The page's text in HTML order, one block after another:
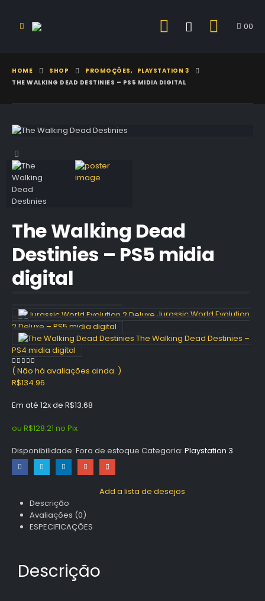
00
HOME SHOP PROMOÇÕES, PLAYSTATION 3
THE WALKING DEAD DESTINIES – PS5 MIDIA DIGITAL
The Walking Dead
Destinies – PS5 midia
digital
Jurassic World Evolution
2 Deluxe – PS5 midia digital
The Walking Dead Destinies –
PS4 midia digital
0 out of 5
( Não há avaliações ainda. )
R$134.96
Em até 12x de R$13.68
ou R$128.21 no Pix
Disponibilidade: Fora de estoque Categoria: Playstation 3
Add a lista de desejos
Descrição
Avaliações (0)
ESPECIFICAÇÕES
Descrição